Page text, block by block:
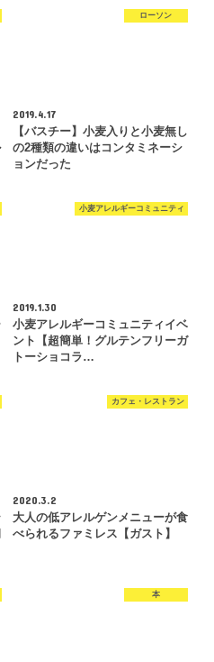
ローソン
2019.4.17
【バスチー】小麦入りと小麦無し
の2種類の違いはコンタミネーシ
ョンだった
小麦アレルギーコミュニティ
2019.1.30
小麦アレルギーコミュニティイベ
ント【超簡単！グルテンフリーガ
トーショコラ…
カフェ・レストラン
2020.3.2
大人の低アレルゲンメニューが食
べられるファミレス【ガスト】
本